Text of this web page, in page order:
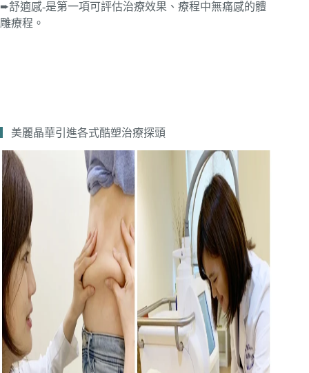
➨舒適感-是第一項可評估治療效果、療程中無痛感的體
雕療程。
美麗晶華引進各式酷塑治療探頭